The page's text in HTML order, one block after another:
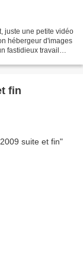
juste une petite vidéo
hébergeur d'images
fastidieux travail
fin